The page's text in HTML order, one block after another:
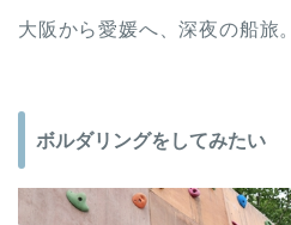
大阪から愛媛へ、深夜の船旅。
ボルダリングをしてみたい